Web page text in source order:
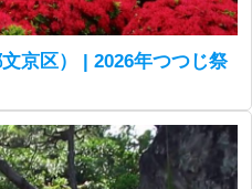
京区） | 2026年つつじ祭